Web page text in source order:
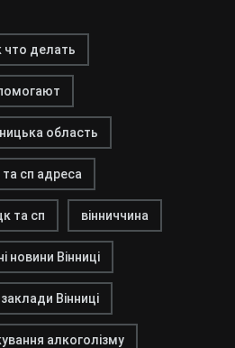
что делать
область
та сп адреса
та сп вінниччина
новини Вінниці
заклади Вінниці
алкоголізму